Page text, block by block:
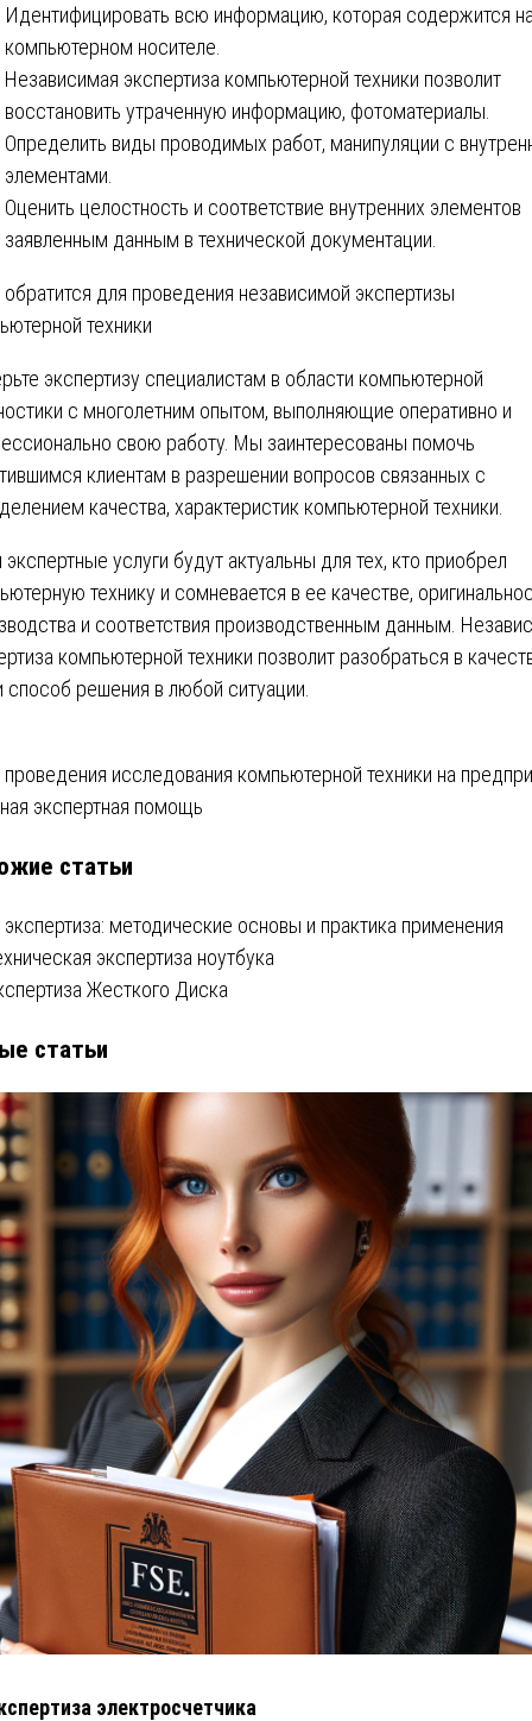
Идентифицировать всю информацию, которая содержится
компьютерном носителе.
Независимая экспертиза компьютерной техники позволит
восстановить утраченную информацию, фотоматериалы.
Определить виды проводимых работ, манипуляции с
элементами.
Оценить целостность и соответствие внутренних элементов
заявленным данным в технической документации.
для проведения независимой экспертизы
техники
экспертизу специалистам в области компьютерной
с многолетним опытом, выполняющие оперативно и
свою работу. Мы заинтересованы помочь
клиентам в разрешении вопросов связанных с
качества, характеристик компьютерной техники.
услуги будут актуальны для тех, кто приобрел
технику и сомневается в ее качестве,
и соответствия производственным данным.
компьютерной техники позволит разобраться в
способ решения в любой ситуации.
исследования компьютерной техники на
экспертная помощь
статьи
методические основы и практика применения
экспертиза ноутбука
Жесткого Диска
статьи
электросчетчика